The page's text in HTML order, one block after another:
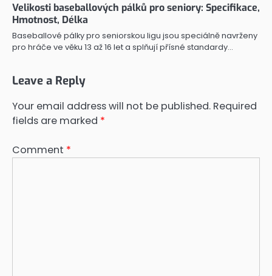
Velikosti baseballových pálků pro seniory: Specifikace,
Hmotnost, Délka
Baseballové pálky pro seniorskou ligu jsou speciálně navrženy
pro hráče ve věku 13 až 16 let a splňují přísné standardy…
Leave a Reply
Your email address will not be published. Required
fields are marked *
Comment *